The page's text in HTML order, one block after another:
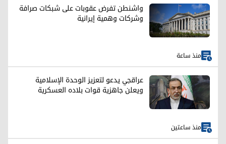
واشنطن تفرض عقوبات على شبكات صرافة
وشركات وهمية إيرانية
منذ ساعة
عراقجي يدعو لتعزيز الوحدة الإسلامية
ويعلن جاهزية قوات بلاده العسكرية
منذ ساعتين